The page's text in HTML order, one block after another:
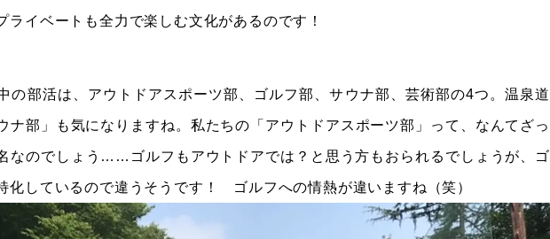
ライベートも全力で楽しむ文化があるのです！
の部活は、アウトドアスポーツ部、ゴルフ部、サウナ部、芸術部の4つ。温泉道
ナ部」も気になりますね。私たちの「アウトドアスポーツ部」って、なんてざっ
なのでしょう……ゴルフもアウトドアでは？と思う方もおられるでしょうが、ゴ
化しているので違うそうです！ ゴルフへの情熱が違いますね（笑）